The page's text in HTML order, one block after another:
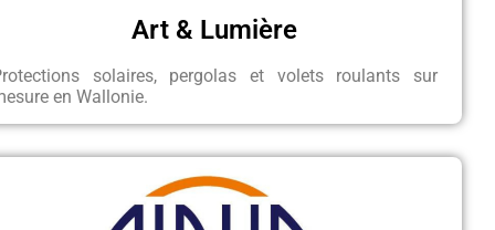
Art & Lumière
solaires, pergolas et volets roulants sur
en Wallonie.